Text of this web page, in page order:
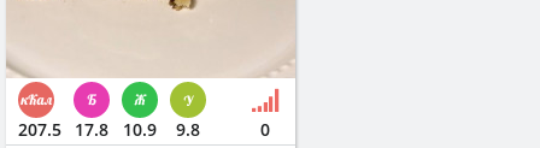
207.5 17.8 10.9 9.8 0